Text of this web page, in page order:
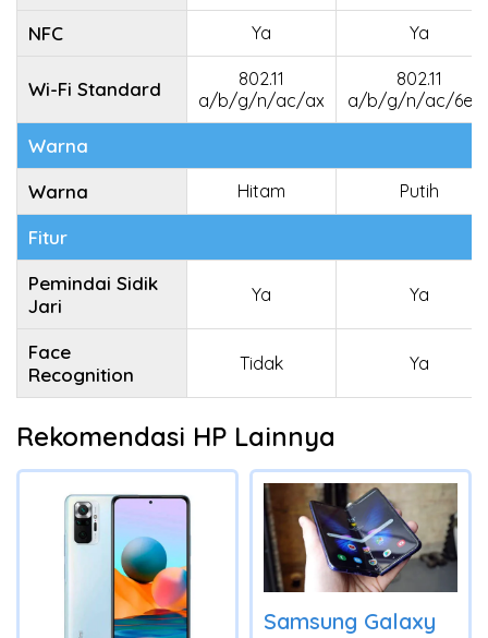
NFC Ya Ya
Wi-Fi Standard
802.11
a/b/g/n/ac/ax
802.11
a/b/g/n/ac/6e/
Warna
Warna
Hitam Putih
Fitur
Pemindai Sidik
Jari
Ya Ya
Face
Recognition
Tidak Ya
Rekomendasi HP Lainnya
Samsung Galaxy